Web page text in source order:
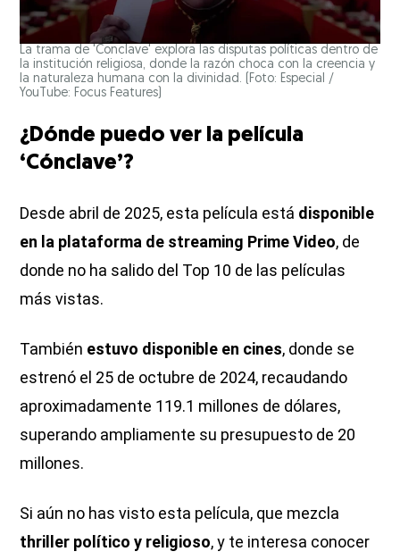
La trama de 'Conclave' explora las disputas políticas dentro de
la institución religiosa, donde la razón choca con la creencia y
la naturaleza humana con la divinidad. (Foto: Especial /
YouTube: Focus Features)
¿Dónde puedo ver la película
‘Cónclave’?
Desde abril de 2025, esta película está disponible
en la plataforma de streaming Prime Video, de
donde no ha salido del Top 10 de las películas
más vistas.
También estuvo disponible en cines, donde se
estrenó el 25 de octubre de 2024, recaudando
aproximadamente 119.1 millones de dólares,
superando ampliamente su presupuesto de 20
millones.
Si aún no has visto esta película, que mezcla
thriller político y religioso, y te interesa conocer